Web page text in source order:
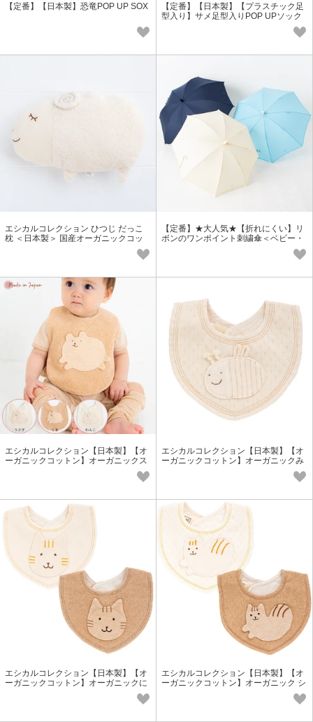
【定番】【日本製】恐竜POP UP SOX
【定番】【日本製】【プラスチック足
型入り】サメ足型入りPOP UPソック
エシカルコレクション ひつじ だっこ
枕 ＜日本製＞ 国産オーガニックコッ
【定番】★大人気★【折れにくい】リ
ボンのワンポイント刺繍傘＜ベビー・
エシカルコレクション【日本製】【オ
ーガニックコットン】オーガニックス
エシカルコレクション【日本製】【オ
ーガニックコットン】オーガニックみ
エシカルコレクション【日本製】【オ
ーガニックコットン】オーガニックに
エシカルコレクション【日本製】【オ
ーガニックコットン】オーガニック シ